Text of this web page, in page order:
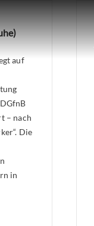
auf
– nach
Die
in